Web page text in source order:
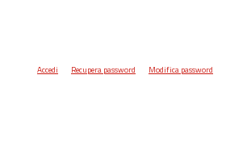
Accedi Recupera password Modifica password